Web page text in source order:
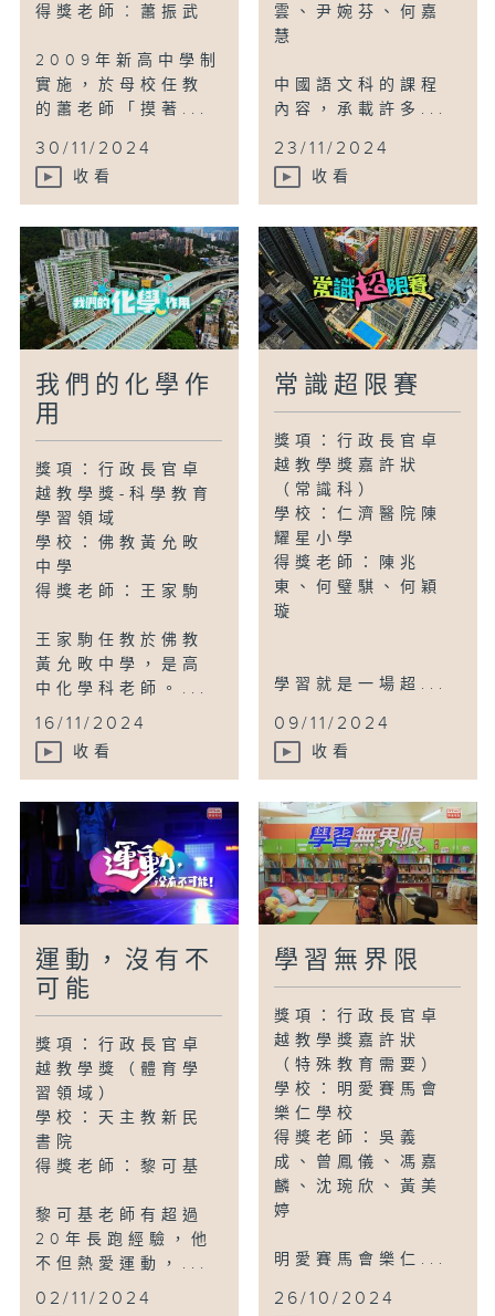
得獎老師︰蕭振武
2009年新高中學制
實施，於母校任教
的蕭老師「摸著...
30/11/2024
收看
雲、尹婉芬、何嘉
慧
中國語文科的課程
內容，承載許多...
23/11/2024
收看
我們的化學作
用
獎項：行政長官卓
越教學獎-科學教育
學習領域
學校：佛教黃允畋
中學
得獎老師：王家駒
王家駒任教於佛教
黃允畋中學，是高
中化學科老師。...
16/11/2024
收看
常識超限賽
獎項：行政長官卓
越教學獎嘉許狀
（常識科）
學校：仁濟醫院陳
耀星小學
得獎老師：陳兆
東、何璧騏、何穎
璇
學習就是一場超...
09/11/2024
收看
運動，沒有不
可能
獎項：行政長官卓
越教學獎（體育學
習領域）
學校：天主教新民
書院
得獎老師：黎可基
黎可基老師有超過
20年長跑經驗，他
不但熱愛運動，...
02/11/2024
學習無界限
獎項：行政長官卓
越教學獎嘉許狀
（特殊教育需要）
學校：明愛賽馬會
樂仁學校
得獎老師：吳義
成、曾鳳儀、馮嘉
麟、沈琬欣、黃美
婷
明愛賽馬會樂仁...
26/10/2024